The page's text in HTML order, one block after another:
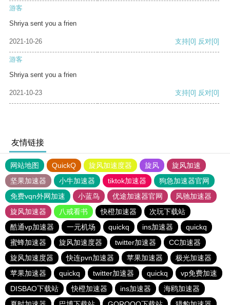
游客
Shriya sent you a frien
2021-10-26 支持[0] 反对[0]
游客
Shriya sent you a frien
2021-10-23 支持[0] 反对[0]
友情链接
网站地图 QuickQ 旋风加速度器 旋风
旋风加速
坚果加速器
小牛加速器 tiktok加速器
狗急加速器官网
免费vqn外网加速
小蓝鸟 优途加速器官网
风驰加速器
旋风加速器
八戒看书 快橙加速器
次玩下载站
酷通vp加速器
一元机场 quickq ins加速器
quickq
蜜蜂加速器
旋风加速度器 twitter加速器
CC加速器
旋风加速度器
快连pvn加速器 苹果加速器
极光加速器
苹果加速器
quickq twitter加速器 quickq
vp免费加速
DISBAO下载站
快橙加速器 ins加速器
海鸥加速器